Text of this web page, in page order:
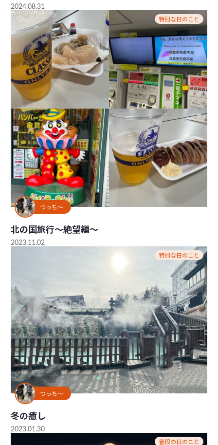
2024.08.31
特別な日のこと
つっち～
北の国旅行～絶望編～
2023.11.02
特別な日のこと
つっち～
冬の癒し
2023.01.30
普段の日のこと